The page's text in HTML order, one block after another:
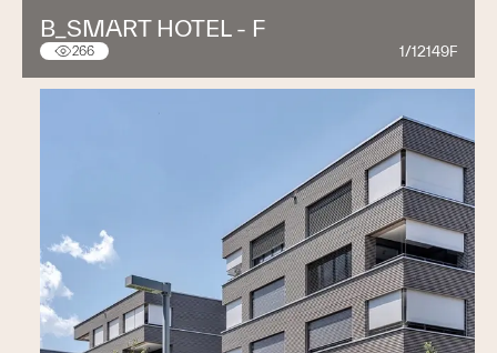
B_SMART HOTEL - F
266 1/12149F